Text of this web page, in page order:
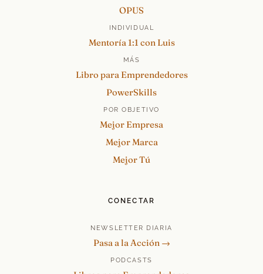
OPUS
INDIVIDUAL
Mentoría 1:1 con Luis
MÁS
Libro para Emprendedores
PowerSkills
POR OBJETIVO
Mejor Empresa
Mejor Marca
Mejor Tú
CONECTAR
NEWSLETTER DIARIA
Pasa a la Acción →
PODCASTS